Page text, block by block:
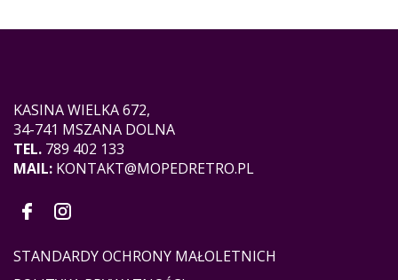
KASINA WIELKA 672,
34-741 MSZANA DOLNA
TEL. 789 402 133
MAIL: KONTAKT@MOPEDRETRO.PL
STANDARDY OCHRONY MAŁOLETNICH